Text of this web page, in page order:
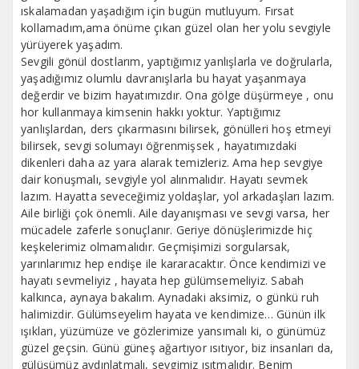
ıskalamadan yaşadığım için bugün mutluyum. Fırsat
kollamadım,ama önüme çıkan güzel olan her yolu sevgiyle
yürüyerek yaşadım.
Sevgili gönül dostlarım, yaptığımız yanlışlarla ve doğrularla,
yaşadığımız olumlu davranışlarla bu hayat yaşanmaya
değerdir ve bizim hayatımızdır. Ona gölge düşürmeye , onu
hor kullanmaya kimsenin hakkı yoktur. Yaptığımız
yanlışlardan, ders çıkarmasını bilirsek, gönülleri hoş etmeyi
bilirsek, sevgi solumayı öğrenmişsek , hayatımızdaki
dikenleri daha az yara alarak temizleriz. Ama hep sevgiye
dair konuşmalı, sevgiyle yol alınmalıdır. Hayatı sevmek
lazım. Hayatta seveceğimiz yoldaşlar, yol arkadaşları lazım.
Aile birliği çok önemli. Aile dayanışması ve sevgi varsa, her
mücadele zaferle sonuçlanır. Geriye dönüşlerimizde hiç
keşkelerimiz olmamalıdır. Geçmişimizi sorgularsak,
yarınlarımız hep endişe ile kararacaktır. Önce kendimizi ve
hayatı sevmeliyiz , hayata hep gülümsemeliyiz. Sabah
kalkınca, aynaya bakalım. Aynadaki aksimiz, o günkü ruh
halimizdir. Gülümseyelim hayata ve kendimize… Günün ilk
ışıkları, yüzümüze ve gözlerimize yansımalı ki, o günümüz
güzel geçsin. Günü güneş ağartıyor ısıtıyor, biz insanları da,
gülüşümüz aydınlatmalı, sevgimiz ısıtmalıdır. Benim